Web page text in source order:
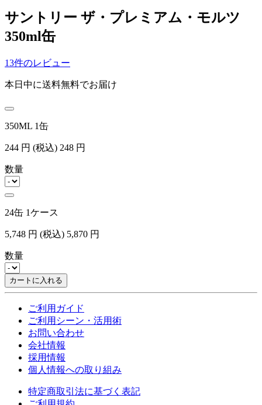
サントリー ザ・プレミアム・モルツ
350ml缶
13件のレビュー
本日中に送料無料でお届け
350ML 1缶
244 円 (税込) 248 円
数量
24缶 1ケース
5,748 円 (税込) 5,870 円
数量
カートに入れる
ご利用ガイド
ご利用シーン・活用術
お問い合わせ
会社情報
採用情報
個人情報への取り組み
特定商取引法に基づく表記